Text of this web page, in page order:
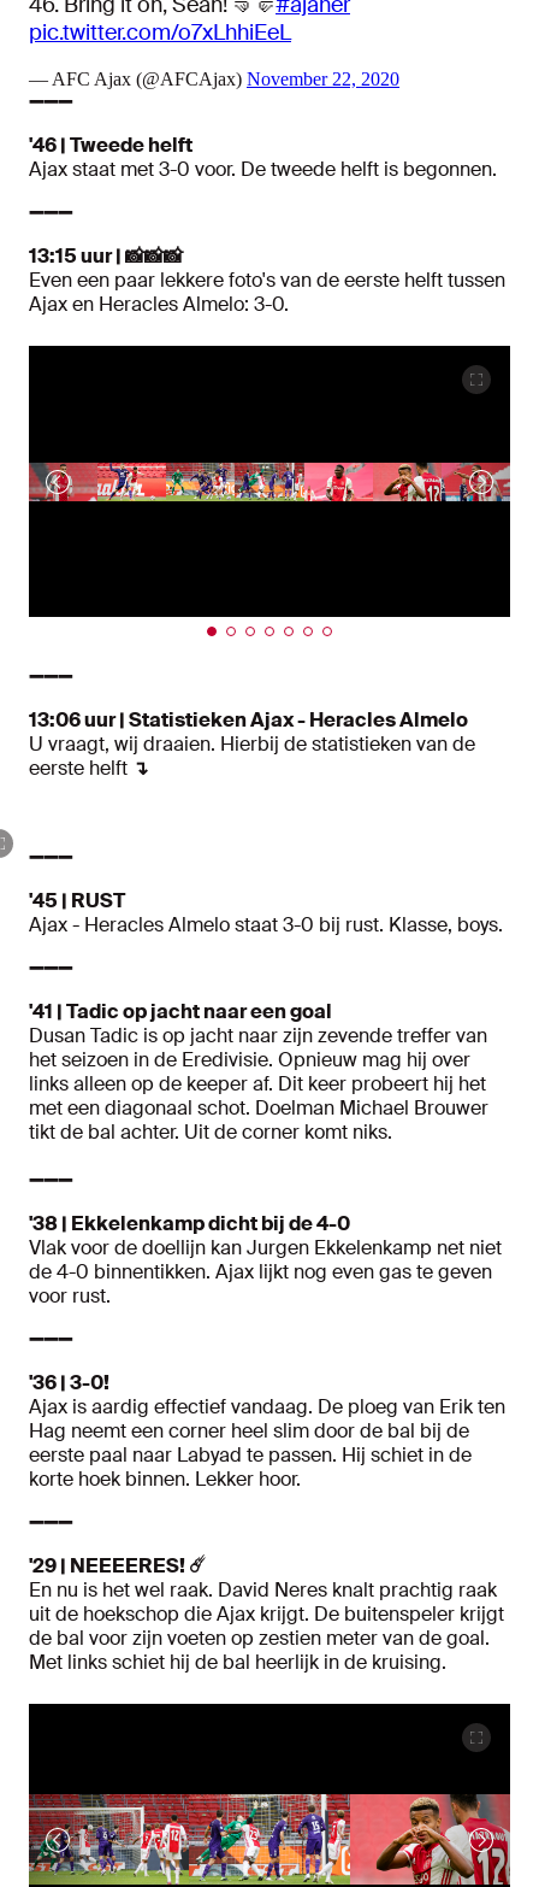
pic.twitter.com/o7xLhhiEeL
— AFC Ajax (@AFCAjax) November 22, 2020
➖➖➖
'46 | Tweede helft
Ajax staat met 3-0 voor. De tweede helft is begonnen.
➖➖➖
13:15 uur | 📸📸📸
Even een paar lekkere foto's van de eerste helft tussen
Ajax en Heracles Almelo: 3-0.
➖➖➖
13:06 uur | Statistieken Ajax - Heracles Almelo
U vraagt, wij draaien. Hierbij de statistieken van de
eerste helft ↴
➖➖➖
'45 | RUST
Ajax - Heracles Almelo staat 3-0 bij rust. Klasse, boys.
➖➖➖
'41 | Tadic op jacht naar een goal
Dusan Tadic is op jacht naar zijn zevende treffer van
het seizoen in de Eredivisie. Opnieuw mag hij over
links alleen op de keeper af. Dit keer probeert hij het
met een diagonaal schot. Doelman Michael Brouwer
tikt de bal achter. Uit de corner komt niks.
➖➖➖
'38 | Ekkelenkamp dicht bij de 4-0
Vlak voor de doellijn kan Jurgen Ekkelenkamp net niet
de 4-0 binnentikken. Ajax lijkt nog even gas te geven
voor rust.
➖➖➖
'36 | 3-0!
Ajax is aardig effectief vandaag. De ploeg van Erik ten
Hag neemt een corner heel slim door de bal bij de
eerste paal naar Labyad te passen. Hij schiet in de
korte hoek binnen. Lekker hoor.
➖➖➖
'29 | NEEEERES! ☄️
En nu is het wel raak. David Neres knalt prachtig raak
uit de hoekschop die Ajax krijgt. De buitenspeler krijgt
de bal voor zijn voeten op zestien meter van de goal.
Met links schiet hij de bal heerlijk in de kruising.